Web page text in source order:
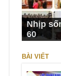
Nhịp
60
BÀI VIẾT